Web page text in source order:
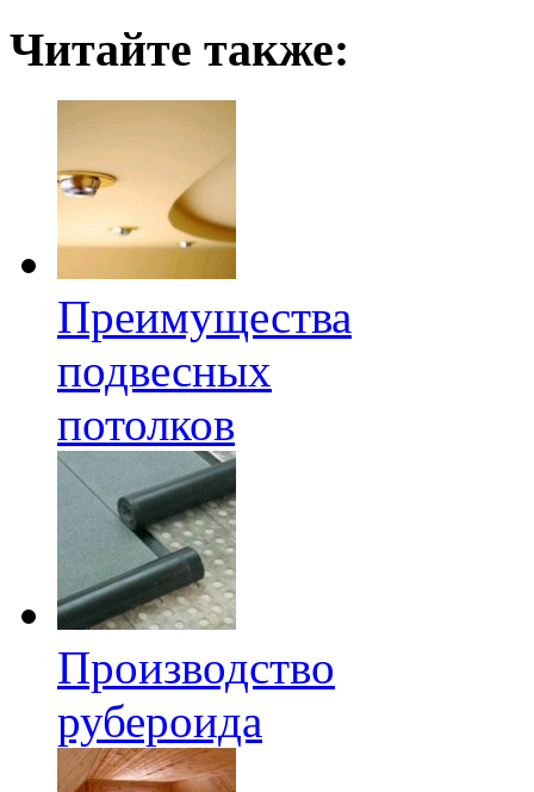
Читайте также:
Преимущества
подвесных
потолков
Производство
рубероида